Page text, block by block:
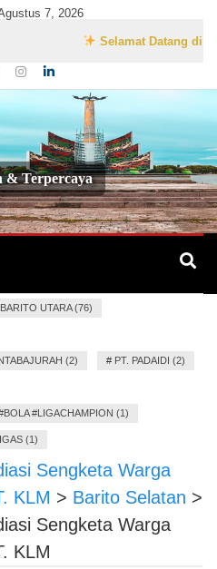
7, 2026
Selamat Datang di
& Terpercaya
UTARA (76)
(2) # PT. PADAIDI (2)
#LIGACHAMPION (1)
(1)
Sengketa Warga
KLM > Barito Selatan >
Sengketa Warga
KLM